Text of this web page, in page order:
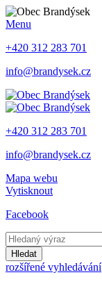
Menu
+420 312 283 701
info@brandysek.cz
+420 312 283 701
info@brandysek.cz
Mapa webu
Vytisknout
Facebook
Hledat
rozšířené vyhledávání